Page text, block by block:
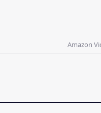
Amazon